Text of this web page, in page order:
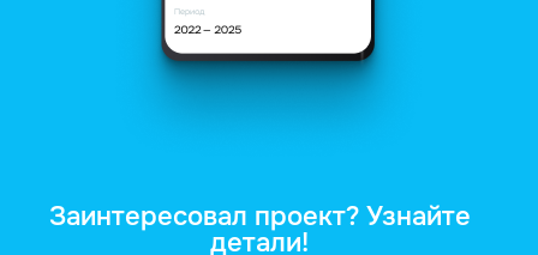
Заинтересовал проект? Узнайте
детали!